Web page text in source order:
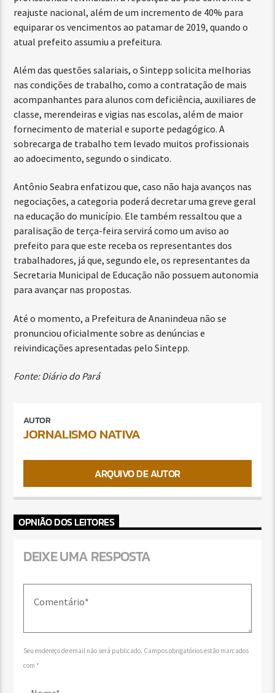
reajuste nacional, além de um incremento de 40% para
equiparar os vencimentos ao patamar de 2019, quando o
atual prefeito assumiu a prefeitura.
Além das questões salariais, o Sintepp solicita melhorias
nas condições de trabalho, como a contratação de mais
acompanhantes para alunos com deficiência, auxiliares de
classe, merendeiras e vigias nas escolas, além de maior
fornecimento de material e suporte pedagógico. A
sobrecarga de trabalho tem levado muitos profissionais
ao adoecimento, segundo o sindicato.
Antônio Seabra enfatizou que, caso não haja avanços nas
negociações, a categoria poderá decretar uma greve geral
na educação do município. Ele também ressaltou que a
paralisação de terça-feira servirá como um aviso ao
prefeito para que este receba os representantes dos
trabalhadores, já que, segundo ele, os representantes da
Secretaria Municipal de Educação não possuem autonomia
para avançar nas propostas.
Até o momento, a Prefeitura de Ananindeua não se
pronunciou oficialmente sobre as denúncias e
reivindicações apresentadas pelo Sintepp.
Fonte: Diário do Pará
AUTOR
JORNALISMO NATIVA
ARQUIVO DE AUTOR
OPNIÃO DOS LEITORES
DEIXE UMA RESPOSTA
Seu endereço de email não será publicado. Campos obrigatórios estão marcados
com *